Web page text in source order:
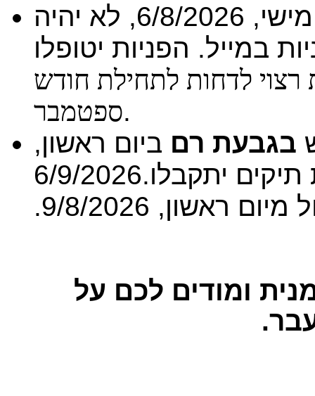
בתקופת המעבר ועד ליום חמישי, 6/8/2026, לא יהיה
במייל. הפניות יטופלו
רצוי לדחות לתחילת חודש
ספטמבר
בגבעת רם ביום ראשון,
6/9/2026.תיקים יתקבלו
ראשון, 9/8/2026.
ומודים לכם על